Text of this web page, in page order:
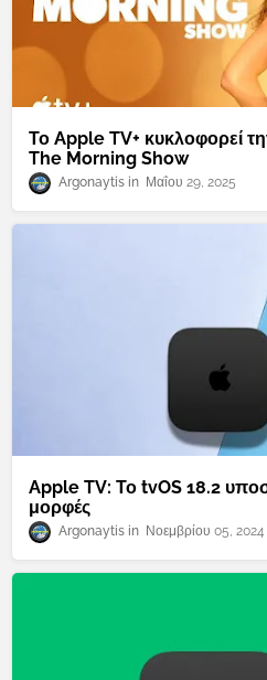
Το Apple TV+ κυκλοφορεί
The Morning Show
Argonaytis Μαΐου 29, 2025
Apple TV: Το tvOS 18.2
μορφές
Argonaytis Νοεμβρίου 05, 2024